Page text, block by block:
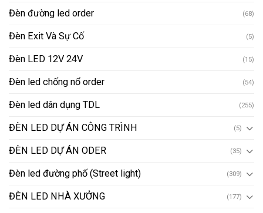
Đèn đường led order (68)
Đèn Exit Và Sự Cố (5)
Đèn LED 12V 24V (15)
Đèn led chống nổ order (54)
Đèn led dân dụng TDL (255)
ĐÈN LED DỰ ÁN CÔNG TRÌNH (5)
ĐÈN LED DỰ ÁN ODER (35)
Đèn led đường phố (Street light) (309)
ĐÈN LED NHÀ XƯỞNG (177)